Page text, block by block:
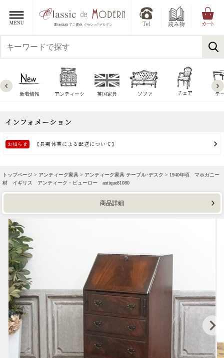
新着情報 アンティーク 英国家具 ソファ チェア テ
トップページ > アンティーク家具 > アンティーク家具 テーブル･デスク > 1940年頃 マホガニー
材 イギリス アンティーク・ビューロー antique81080
商品詳細